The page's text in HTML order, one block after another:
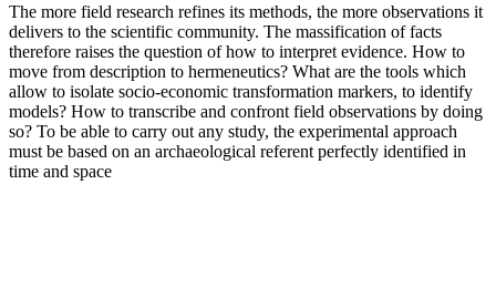
The more field research refines its methods, the more observations it
delivers to the scientific community. The massification of facts
therefore raises the question of how to interpret evidence. How to
move from description to hermeneutics? What are the tools which
allow to isolate socio-economic transformation markers, to identify
models? How to transcribe and confront field observations by doing
so? To be able to carry out any study, the experimental approach
must be based on an archaeological referent perfectly identified in
time and space